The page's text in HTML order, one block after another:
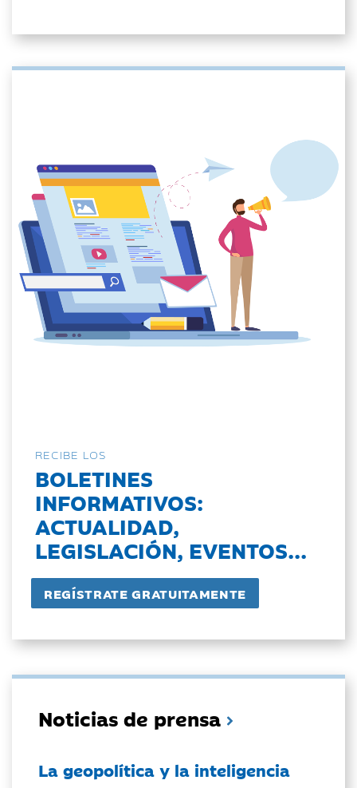
RECIBE LOS
BOLETINES
INFORMATIVOS:
ACTUALIDAD,
LEGISLACIÓN, EVENTOS...
Noticias de prensa
La geopolítica y la inteligencia